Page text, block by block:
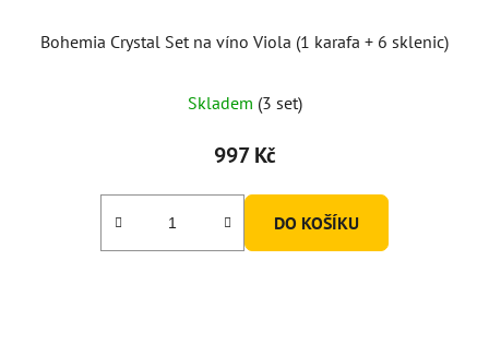
Bohemia Crystal Set na víno Viola (1 karafa + 6 sklenic)
Skladem (3 set)
997 Kč
DO KOŠÍKU